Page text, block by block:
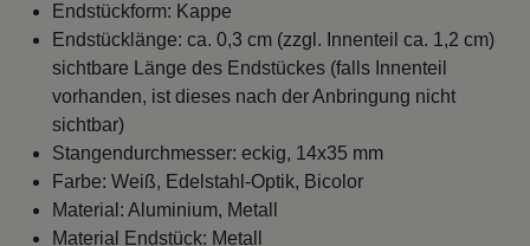
Endstückform: Kappe
Endstücklänge: ca. 0,3 cm (zzgl. Innenteil ca. 1,2 cm)
sichtbare Länge des Endstückes (falls Innenteil
vorhanden, ist dieses nach der Anbringung nicht
sichtbar)
Stangendurchmesser: eckig, 14x35 mm
Farbe: Weiß, Edelstahl-Optik, Bicolor
Material: Aluminium, Metall
Material Endstück: Metall